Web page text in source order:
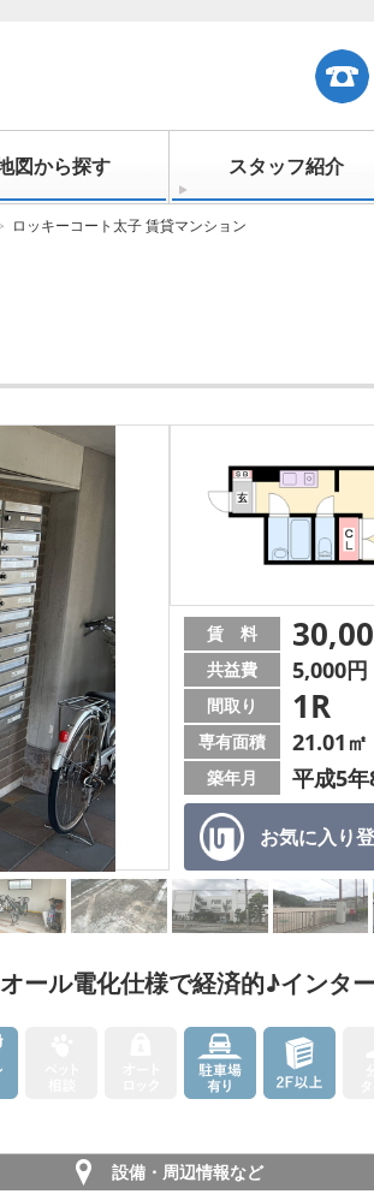
図から探す スタッフ紹介
ロッキーコート太子 賃貸マンション
お気に入り
賃 料
共益費 5,000円
間取り 1R
専有面積 21.01㎡
築年月 平成5
ール電化仕様で経済的♪インタ
設備・周辺情報など